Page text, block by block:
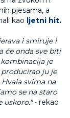
pjesama, a
kao ljetni hit.
i smiruje i
će onda sve biti
je
ju je
svima na
se na staro
uskoro."- rekao